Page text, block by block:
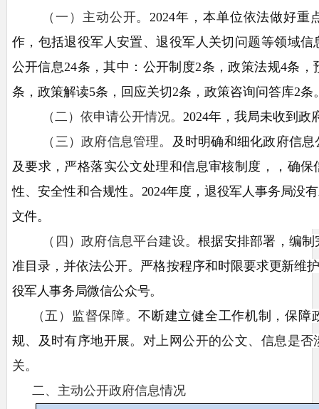
（一）主动公开。 2024年，本单位依法做好重
作，包括退役军人安置、退役军人关切问题等领域
公开信息24条，其中： 公开制度2条，政策法规4条，
条， 政策解读5条， 回应关切2条，政策咨询问答库2条
（二）依申请公开情况。 2024年，我局未收到政
（三）政府信息管理。
及时明确和细化政府信
及要求，严格落实公文处理和信息审核制度，，确
性、安全性和合规性。 2024年度，退役军人事务局没
文件。
（四）政府信息平台建设。根据安排部署，编
准目录，并依法公开。严格按程序和时限要求更新维
役军人事务局微信公众号。
（五）监督保障。不断建立健全工作机制，保障
规、及时有序地开展。 对上网公开的公文、信息是
关。
二、主动公开政府信息情况